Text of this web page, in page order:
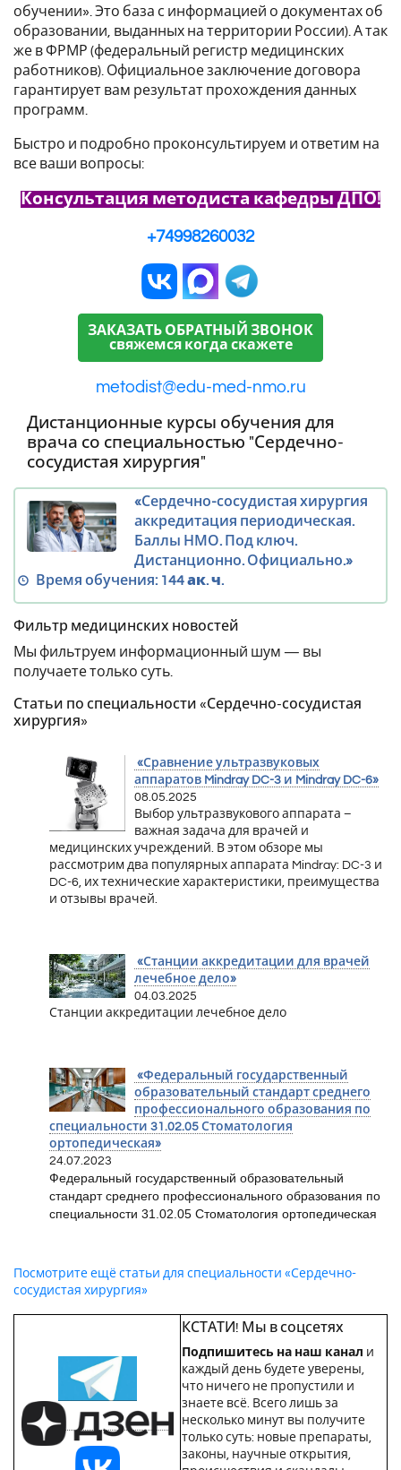
обучении». Это база с информацией о документах об
образовании, выданных на территории России). А так
же в ФРМР (федеральный регистр медицинских
работников). Официальное заключение договора
гарантирует вам результат прохождения данных
программ.
Быстро и подробно проконсультируем и ответим на
все ваши вопросы:
Консультация методиста кафедры ДПО!
+74998260032
ЗАКАЗАТЬ ОБРАТНЫЙ ЗВОНОК
свяжемся когда скажете
metodist@edu-med-nmo.ru
Дистанционные курсы обучения для
врача со специальностью "Сердечно-
сосудистая хирургия"
«Сердечно-сосудистая хирургия
аккредитация периодическая.
Баллы НМО. Под ключ.
Дистанционно. Официально.»
Время обучения: 144 ак. ч.
Фильтр медицинских новостей
Мы фильтруем информационный шум — вы
получаете только суть.
Статьи по специальности «Сердечно-сосудистая
хирургия»
«Сравнение ультразвуковых
аппаратов Mindray DC-3 и Mindray DC-6»
08.05.2025
Выбор ультразвукового аппарата –
важная задача для врачей и
медицинских учреждений. В этом обзоре мы
рассмотрим два популярных аппарата Mindray: DC-3 и
DC-6, их технические характеристики, преимущества
и отзывы врачей.
«Станции аккредитации для врачей
лечебное дело»
04.03.2025
Станции аккредитации лечебное дело
«Федеральный государственный
образовательный стандарт среднего
профессионального образования по
специальности 31.02.05 Стоматология
ортопедическая»
24.07.2023
Федеральный государственный образовательный
стандарт среднего профессионального образования по
специальности 31.02.05 Стоматология ортопедическая
Посмотрите ещё статьи для специальности «Сердечно-
сосудистая хирургия»
КСТАТИ! Мы в соцсетях
Подпишитесь на наш канал и
каждый день будете уверены,
что ничего не пропустили и
знаете всё. Всего лишь за
несколько минут вы получите
только суть: новые препараты,
законы, научные открытия,